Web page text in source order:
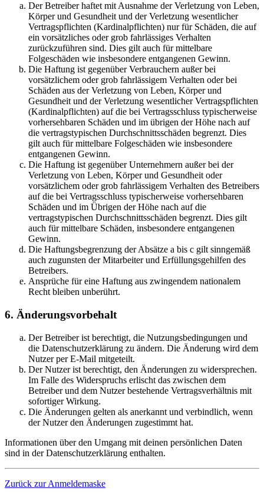
Der Betreiber haftet mit Ausnahme der Verletzung von Leben,
Körper und Gesundheit und der Verletzung wesentlicher
Vertragspflichten (Kardinalpflichten) nur für Schäden, die auf
ein vorsätzliches oder grob fahrlässiges Verhalten
zurückzuführen sind. Dies gilt auch für mittelbare
Folgeschäden wie insbesondere entgangenen Gewinn.
Die Haftung ist gegenüber Verbrauchern außer bei
vorsätzlichem oder grob fahrlässigem Verhalten oder bei
Schäden aus der Verletzung von Leben, Körper und
Gesundheit und der Verletzung wesentlicher Vertragspflichten
(Kardinalpflichten) auf die bei Vertragsschluss typischerweise
vorhersehbaren Schäden und im übrigen der Höhe nach auf
die vertragstypischen Durchschnittsschäden begrenzt. Dies
gilt auch für mittelbare Folgeschäden wie insbesondere
entgangenen Gewinn.
Die Haftung ist gegenüber Unternehmern außer bei der
Verletzung von Leben, Körper und Gesundheit oder
vorsätzlichem oder grob fahrlässigem Verhalten des Betreibers
auf die bei Vertragsschluss typischerweise vorhersehbaren
Schäden und im Übrigen der Höhe nach auf die
vertragstypischen Durchschnittsschäden begrenzt. Dies gilt
auch für mittelbare Schäden, insbesondere entgangenen
Gewinn.
Die Haftungsbegrenzung der Absätze a bis c gilt sinngemäß
auch zugunsten der Mitarbeiter und Erfüllungsgehilfen des
Betreibers.
Ansprüche für eine Haftung aus zwingendem nationalem
Recht bleiben unberührt.
6. Änderungsvorbehalt
Der Betreiber ist berechtigt, die Nutzungsbedingungen und
die Datenschutzerklärung zu ändern. Die Änderung wird dem
Nutzer per E-Mail mitgeteilt.
Der Nutzer ist berechtigt, den Änderungen zu widersprechen.
Im Falle des Widerspruchs erlischt das zwischen dem
Betreiber und dem Nutzer bestehende Vertragsverhältnis mit
sofortiger Wirkung.
Die Änderungen gelten als anerkannt und verbindlich, wenn
der Nutzer den Änderungen zugestimmt hat.
Informationen über den Umgang mit deinen persönlichen Daten
sind in der Datenschutzerklärung enthalten.
Zurück zur Anmeldemaske